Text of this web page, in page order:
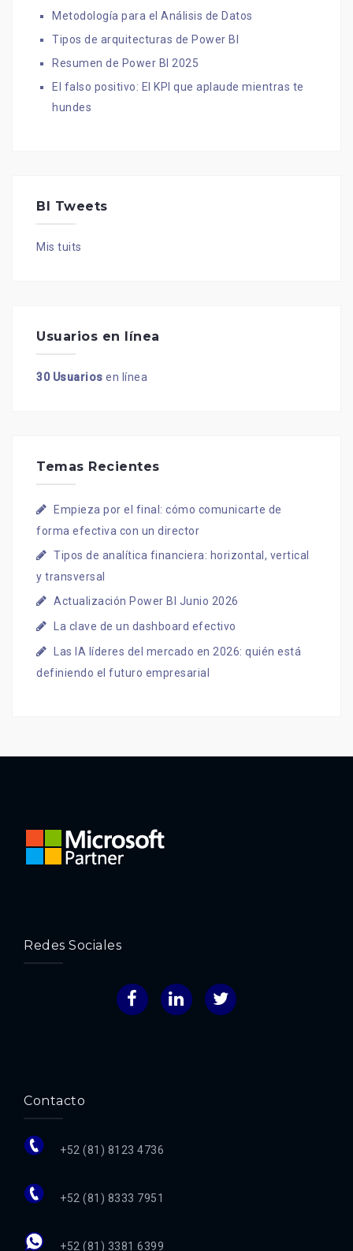
Metodología para el Análisis de Datos
Tipos de arquitecturas de Power BI
Resumen de Power BI 2025
El falso positivo: El KPI que aplaude mientras te
hundes
BI Tweets
Mis tuits
Usuarios en línea
30 Usuarios en línea
Temas Recientes
Empieza por el final: cómo comunicarte de
forma efectiva con un director
Tipos de analítica financiera: horizontal, vertical
y transversal
Actualización Power BI Junio 2026
La clave de un dashboard efectivo
Las IA líderes del mercado en 2026: quién está
definiendo el futuro empresarial
Redes Sociales
FacebookLinkedInTwitter
Contacto
+52 (81) 8123 4736
+52 (81) 8333 7951
+52 (81) 3381 6399